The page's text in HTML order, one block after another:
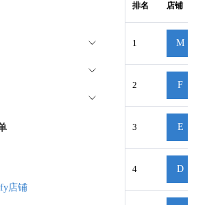
排名 店铺
1 M
2 F
3 E
4 D
店铺